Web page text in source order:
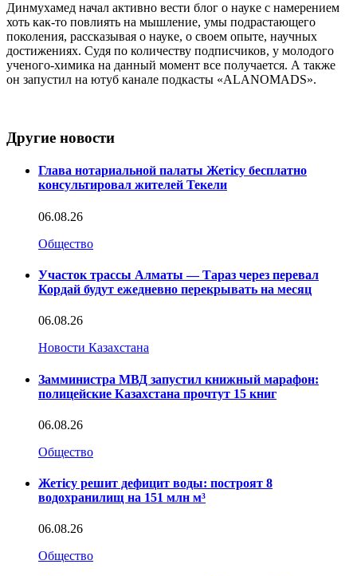
Динмухамед начал активно вести блог о науке с намерением
хоть как-то повлиять на мышление, умы подрастающего
поколения, рассказывая о науке, о своем опыте, научных
достижениях. Судя по количеству подписчиков, у молодого
ученого-химика на данный момент все получается. А также
он запустил на ютуб канале подкасты «ALANOMADS».
Другие новости
Глава нотариальной палаты Жетісу бесплатно
консультировал жителей Текели
06.08.26
Общество
Участок трассы Алматы — Тараз через перевал
Кордай будут ежедневно перекрывать на месяц
06.08.26
Новости Казахстана
Замминистра МВД запустил книжный марафон:
полицейские Казахстана прочтут 15 книг
06.08.26
Общество
Жетісу решит дефицит воды: построят 8
водохранилищ на 151 млн м³
06.08.26
Общество